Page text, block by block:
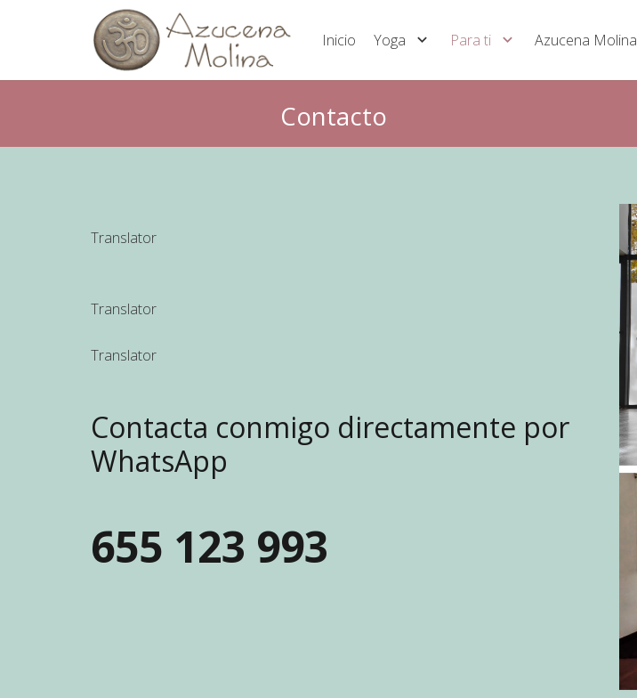
Inicio Yoga Para ti Azucena Molina
Contacto
Translator
Translator
Translator
Contacta conmigo directamente por
WhatsApp
655 123 993